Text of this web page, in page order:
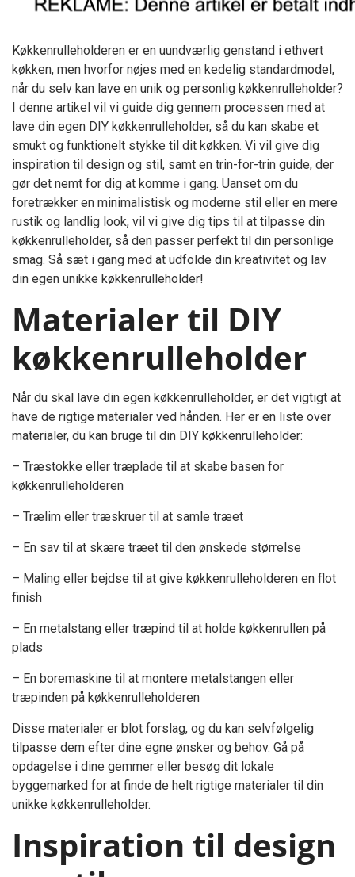
Køkkenrulleholderen er en uundværlig genstand i ethvert
køkken, men hvorfor nøjes med en kedelig standardmodel,
når du selv kan lave en unik og personlig køkkenrulleholder?
I denne artikel vil vi guide dig gennem processen med at
lave din egen DIY køkkenrulleholder, så du kan skabe et
smukt og funktionelt stykke til dit køkken. Vi vil give dig
inspiration til design og stil, samt en trin-for-trin guide, der
gør det nemt for dig at komme i gang. Uanset om du
foretrækker en minimalistisk og moderne stil eller en mere
rustik og landlig look, vil vi give dig tips til at tilpasse din
køkkenrulleholder, så den passer perfekt til din personlige
smag. Så sæt i gang med at udfolde din kreativitet og lav
din egen unikke køkkenrulleholder!
Materialer til DIY
køkkenrulleholder
Når du skal lave din egen køkkenrulleholder, er det vigtigt at
have de rigtige materialer ved hånden. Her er en liste over
materialer, du kan bruge til din DIY køkkenrulleholder:
– Træstokke eller træplade til at skabe basen for
køkkenrulleholderen
– Trælim eller træskruer til at samle træet
– En sav til at skære træet til den ønskede størrelse
– Maling eller bejdse til at give køkkenrulleholderen en flot
finish
– En metalstang eller træpind til at holde køkkenrullen på
plads
– En boremaskine til at montere metalstangen eller
træpinden på køkkenrulleholderen
Disse materialer er blot forslag, og du kan selvfølgelig
tilpasse dem efter dine egne ønsker og behov. Gå på
opdagelse i dine gemmer eller besøg dit lokale
byggemarked for at finde de helt rigtige materialer til din
unikke køkkenrulleholder.
Inspiration til design